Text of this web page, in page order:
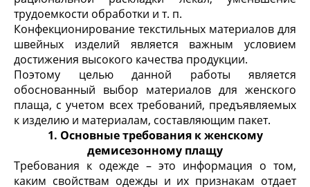
трудоемкости обработки и т. п.
Конфекционирование текстильных материалов для
швейных изделий является важным условием
достижения высокого качества продукции.
Поэтому целью данной работы является
обоснованный выбор материалов для женского
плаща, с учетом всех требований, предъявляемых
к изделию и материалам, составляющим пакет.
1. Основные требования к женскому
демисезонному плащу
Требования к одежде – это информация о том,
каким свойствам одежды и их признакам отдает